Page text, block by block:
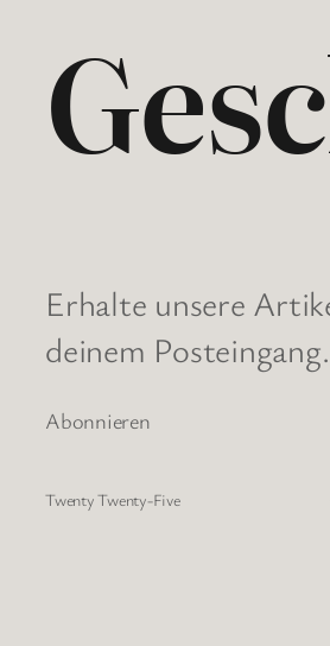
Erhalte unsere
deinem Posteingang.
Abonnieren
Twenty Twenty-Five